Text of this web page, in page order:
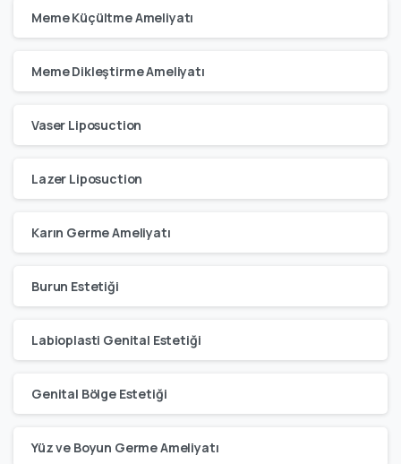
Meme Küçültme Ameliyatı
Meme Dikleştirme Ameliyatı
Vaser Liposuction
Lazer Liposuction
Karın Germe Ameliyatı
Burun Estetiği
Labioplasti Genital Estetiği
Genital Bölge Estetiği
Yüz ve Boyun Germe Ameliyatı